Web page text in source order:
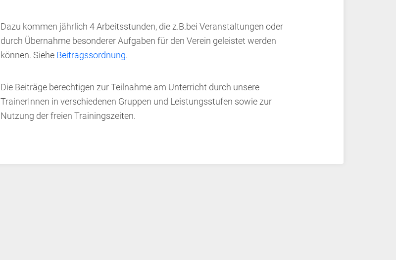
Dazu kommen jährlich 4 Arbeitsstunden, die z.B.bei Veranstaltungen oder
durch Übernahme besonderer Aufgaben für den Verein geleistet werden
können. Siehe Beitragssordnung.
Die Beiträge berechtigen zur Teilnahme am Unterricht durch unsere
TrainerInnen in verschiedenen Gruppen und Leistungsstufen sowie zur
Nutzung der freien Trainingszeiten.